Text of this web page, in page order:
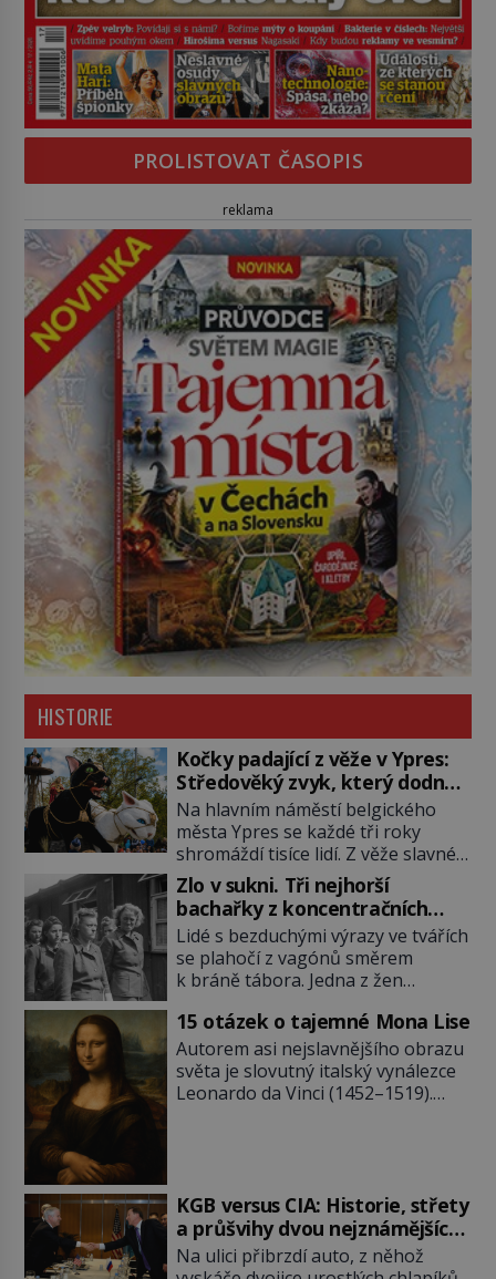
PROLISTOVAT ČASOPIS
reklama
HISTORIE
Kočky padající z věže v Ypres:
Středověký zvyk, který dodnes
budí rozpaky
Na hlavním náměstí belgického
města Ypres se každé tři roky
shromáždí tisíce lidí. Z věže slavné
tržnice létají do davu kočky, diváci
jásají a snaží se je chytit. Naštěstí
už nejde o živá zvířata, ale jenom o
plyšové suvenýry. Kdysi to ale bylo
jinak. Tato veselá podívaná
připomíná jeden z nejpodivnějších
a zároveň nejkrutějších zvyků […]
Zlo v sukni. Tři nejhorší
bachařky z koncentračních
táborů
Lidé s bezduchými výrazy ve tvářích
se plahočí z vagónů směrem
k bráně tábora. Jedna z žen
jejich oči se setkají. Místo soucitu
však přichází gesto, které
nebožačku posílá rovnou do
plynové komory. Jména jako Rudolf
15 otázek o tajemné Mona Lise
Autorem asi nejslavnějšího obrazu
světa je slovutný italský vynálezce
Leonardo da Vinci (1452–1519).
pověsil Napoleon? Samotný císař
Napoleon Bonaparte (1769–1821)
má pro malbu slabost, a tak si ji
ještě jako první konzul přemístí do
KGB versus CIA: Historie, střety
a průšvihy dvou nejznámějších
tajných služeb historie
Na ulici přibrzdí auto, z něhož